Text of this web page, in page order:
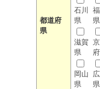
都道府
県
石川
県
県
滋賀
県
府
岡山
県
県